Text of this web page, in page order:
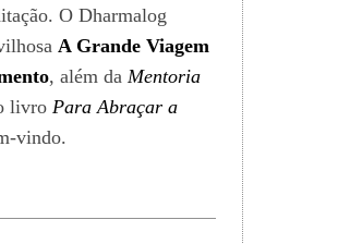
O Dharmalog
A Grande Viagem
, além da Mentoria
livro Para Abraçar a
vindo.